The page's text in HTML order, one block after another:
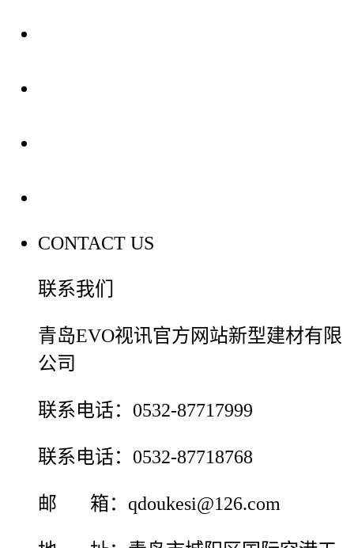
CONTACT US
联系我们
青岛EVO视讯官方网站新型建材有限
公司
联系电话：0532-87717999
联系电话：0532-87718768
邮 箱：qdoukesi@126.com